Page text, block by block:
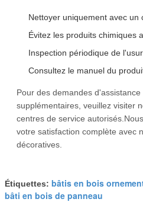
Nettoyer uniquement avec un
Évitez les produits chimiques
Inspection périodique de
Consultez le manuel du
Pour des demandes
supplémentaires, veuillez visiter
centres de service
votre satisfaction complète avec
décoratives.
Étiquettes: bâtis en bois
bâti en bois de panneau